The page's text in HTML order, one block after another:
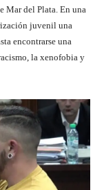
Mar del Plata. En una
juvenil una
encontrarse una
la xenofobia y